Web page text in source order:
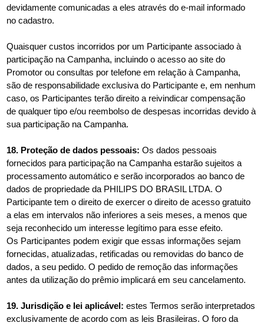
devidamente comunicadas a eles através do e-mail informado
no cadastro.
Quaisquer custos incorridos por um Participante associado à
participação na Campanha, incluindo o acesso ao site do
Promotor ou consultas por telefone em relação à Campanha,
são de responsabilidade exclusiva do Participante e, em nenhum
caso, os Participantes terão direito a reivindicar compensação
de qualquer tipo e/ou reembolso de despesas incorridas devido à
sua participação na Campanha.
18. Proteção de dados pessoais: Os dados pessoais
fornecidos para participação na Campanha estarão sujeitos a
processamento automático e serão incorporados ao banco de
dados de propriedade da PHILIPS DO BRASIL LTDA. O
Participante tem o direito de exercer o direito de acesso gratuito
a elas em intervalos não inferiores a seis meses, a menos que
seja reconhecido um interesse legítimo para esse efeito.
Os Participantes podem exigir que essas informações sejam
fornecidas, atualizadas, retificadas ou removidas do banco de
dados, a seu pedido. O pedido de remoção das informações
antes da utilização do prêmio implicará em seu cancelamento.
19. Jurisdição e lei aplicável: estes Termos serão interpretados
exclusivamente de acordo com as leis Brasileiras. O foro da